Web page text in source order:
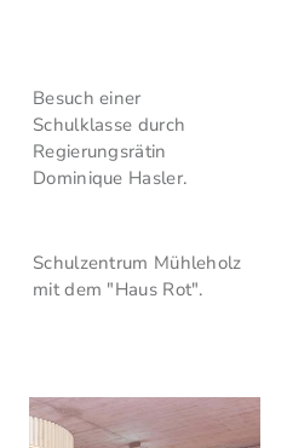
Besuch einer
Schulklasse durch
Regierungsrätin
Dominique Hasler.
Schulzentrum Mühleholz
mit dem "Haus Rot".